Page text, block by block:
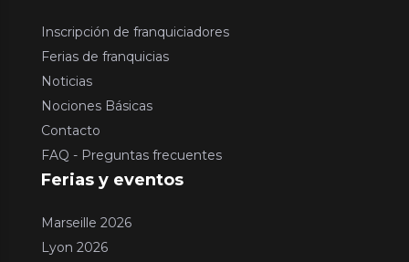
Inscripción de franquiciadores
Ferias de franquicias
Noticias
Nociones Básicas
Contacto
FAQ - Preguntas frecuentes
Ferias y eventos
Marseille 2026
Lyon 2026